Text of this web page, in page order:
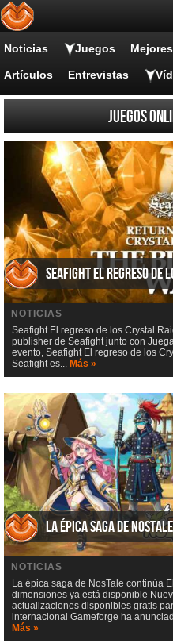
Noticias Juegos
Artículos Entrevistas
Juegos
Seafight El regreso de
NOTICIAS
Seafight El regreso de los Crystal
publisher de Seafight junto con
evento, Seafight El regreso de los
Seafight es... Más »
La épica saga de
NOTICIAS
La épica saga de NosTale continúa
dimensiones ya está disponible
actualizaciones disponibles gratis
internacional Gameforge ha
Más »